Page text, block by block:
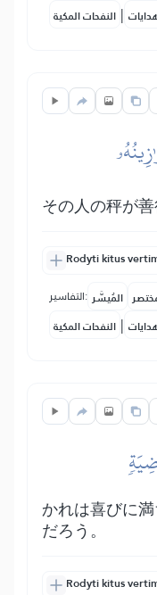
النفحات المكية |
その人の秤が善
Rodyti kitus
التفاسير: المُيسَّر
النفحات المكية |
かれは喜びに
だろう。
Rodyti kitus